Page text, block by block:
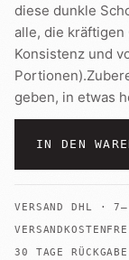
Alle Produkte
diese dunkle
alle, die kräftigen
Konsistenz und
geben, in etwas
IN DEN
VERSANDDHL ·
30 TAGE RÜCKGABE